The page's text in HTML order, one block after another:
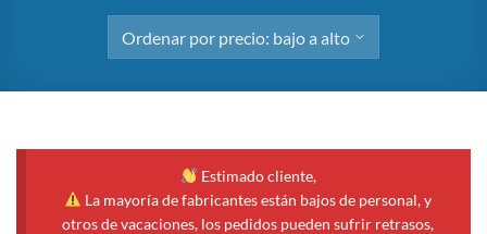
Estimado cliente,
La mayoría de fabricantes están bajos de personal, y
otros de vacaciones, los pedidos pueden sufrir retrasos,